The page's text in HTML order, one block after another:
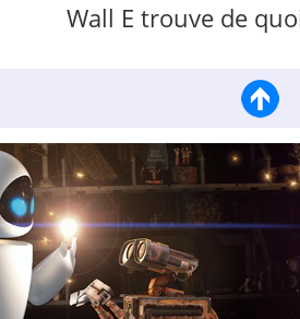
Wall E trouve de